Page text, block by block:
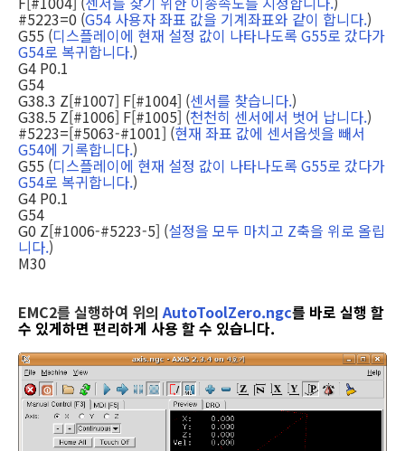
#5223=0 (G54 사용자 좌표 값을 기계좌표와 같이 합니다.)
G55 (디스플레이에 현재 설정 값이 나타나도록 G55로 갔다가
G54로 복귀합니다.)
G4 P0.1
G54
G38.3 Z[#1007] F[#1004] (센서를 찾습니다.)
G38.5 Z[#1006] F[#1005] (천천히 센서에서 벗어 납니다.)
#5223=[#5063-#1001] (현재 좌표 값에 센서옵셋을 빼서
G54에 기록합니다.)
G55 (디스플레이에 현재 설정 값이 나타나도록 G55로 갔다가
G54로 복귀합니다.)
G4 P0.1
G54
G0 Z[#1006-#5223-5] (설정을 모두 마치고 Z축을 위로 올립
니다.)
M30
EMC2를 실행하여 위의AutoToolZero.ngc를 바로 실행 할
수 있게하면 편리하게 사용 할 수 있습니다.